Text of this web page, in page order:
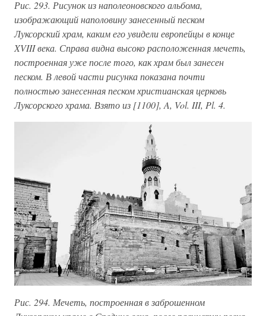
Рис. 293. Рисунок из наполеоновского альбома,
изображающий наполовину занесенный песком
Луксорский храм, каким его увидели европейцы в конце
XVIII века. Справа видна высоко расположенная мечеть,
построенная уже после того, как храм был занесен
песком. В левой части рисунка показана почти
полностью занесенная песком христианская церковь
Луксорского храма. Взято из [1100], A, Vol. III, Pl. 4.
Рис. 294. Мечеть, построенная в заброшенном